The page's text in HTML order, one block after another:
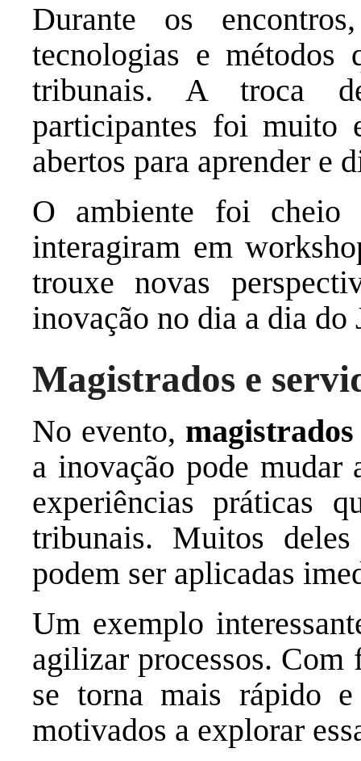
Durante os
tecnologias e métodos
tribunais. A troca
participantes foi muito
abertos para aprender e
O ambiente foi cheio
interagiram em
trouxe novas
inovação no dia a dia do
Magistrados e
No evento, magistrados
a inovação pode mudar
experiências práticas
tribunais. Muitos
podem ser aplicadas
Um exemplo
agilizar processos. Com
se torna mais rápido
motivados a explorar